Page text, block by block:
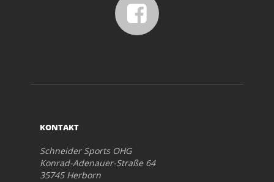
KONTAKT
Schneider Sports OHG
Konrad-Adenauer-Straße 64
35745 Herborn